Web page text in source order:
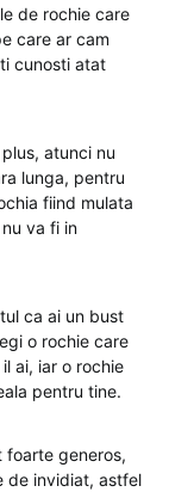
de rochie care
care ar cam
cunosti atat
atunci nu
lunga, pentru
fiind mulata
va fi in
ca ai un bust
o rochie care
ai, iar o rochie
pentru tine.
foarte generos,
de invidiat, astfel